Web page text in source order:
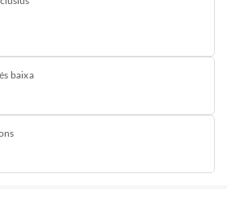
baixa